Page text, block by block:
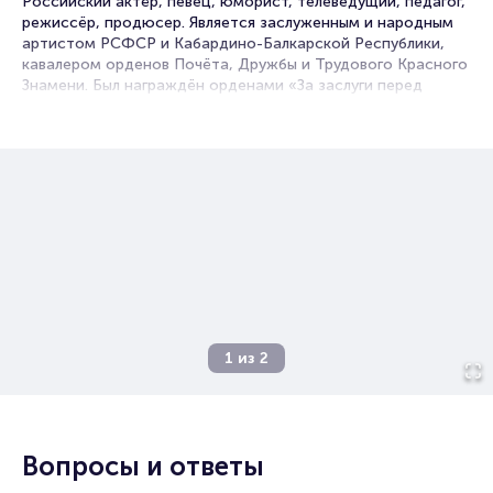
Брокерам
Организаторам
режиссёр, продюсер. Является заслуженным и народным
артистом РСФСР и Кабардино-Балкарской Республики,
кавалером орденов Почёта, Дружбы и Трудового Красного
Знамени. Был награждён орденами «За заслуги перед
1 из 2
Вопросы и ответы